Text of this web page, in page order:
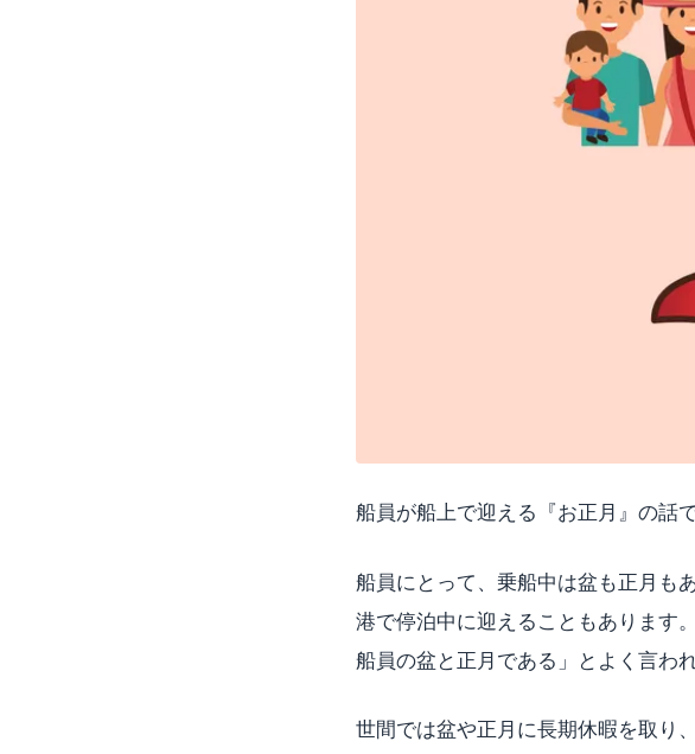
船員が船上で迎える『お正月』の話で
船員にとって、乗船中は盆も正月も
港で停泊中に迎えることもあります
船員の盆と正月である」とよく言われ
世間では盆や正月に長期休暇を取り